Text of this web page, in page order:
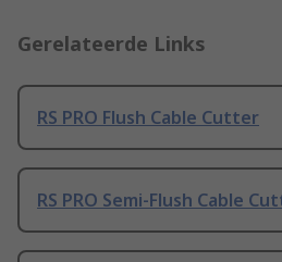
Gerelateerde Links
RS PRO Flush Cable Cutter
RS PRO Semi-Flush Cable